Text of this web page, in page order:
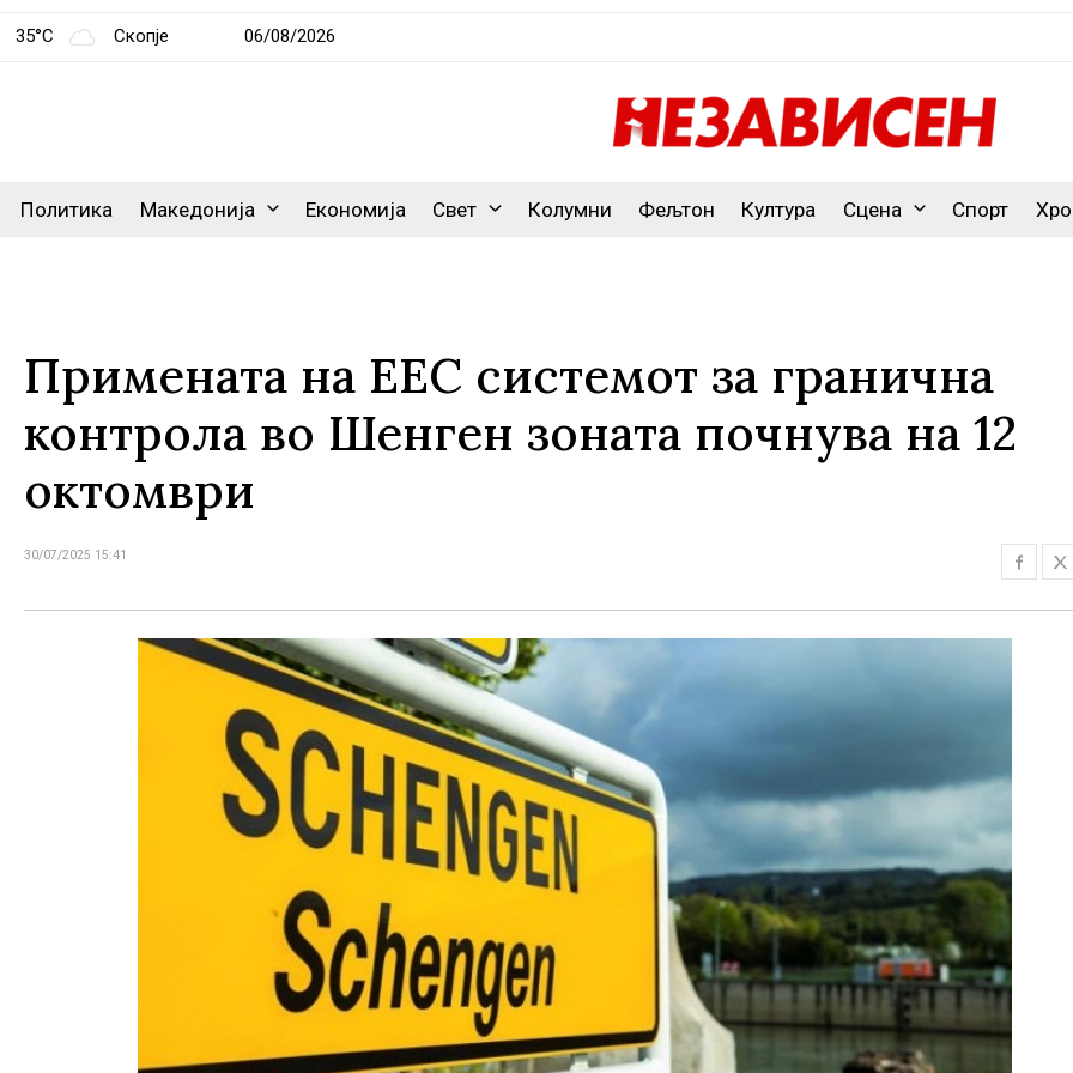
35°C Скопје 06/08/2026
Политика Македонија Економија Свет Колумни Фељтон Култура Сцена Спорт
Примената на ЕЕС системот за гранична
контрола во Шенген зоната почнува на 12
октомври
30/07/2025 15:41